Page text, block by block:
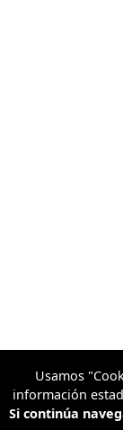
Usamos
información
Si continúa